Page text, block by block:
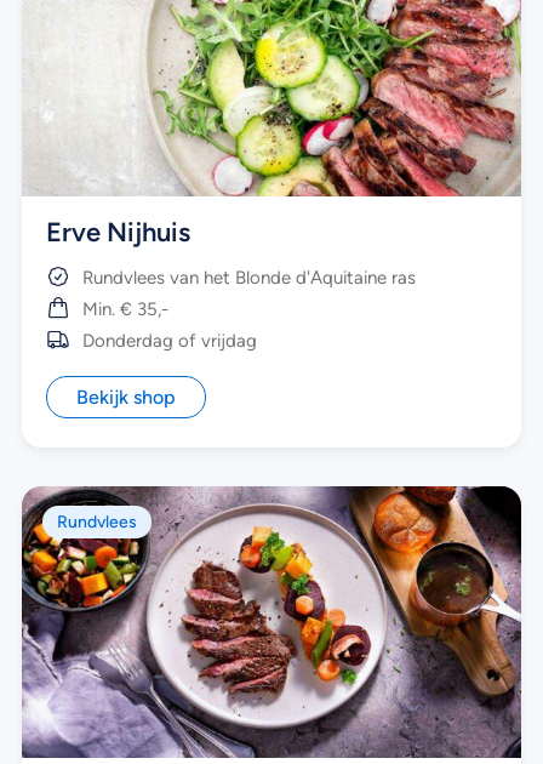
Erve Nijhuis
Rundvlees van het Blonde d'Aquitaine ras
Min. € 35,-
Donderdag of vrijdag
Bekijk shop
Rundvlees